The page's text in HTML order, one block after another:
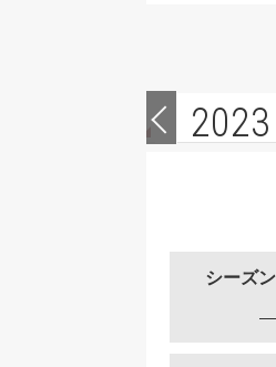
2023
シーズ